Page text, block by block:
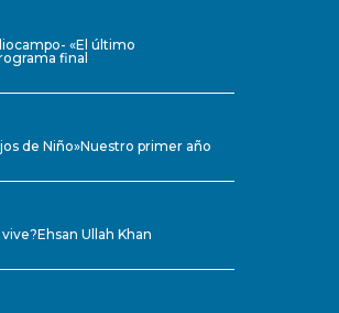
«El último
final
de Niño»Nuestro primer año
Ullah Khan